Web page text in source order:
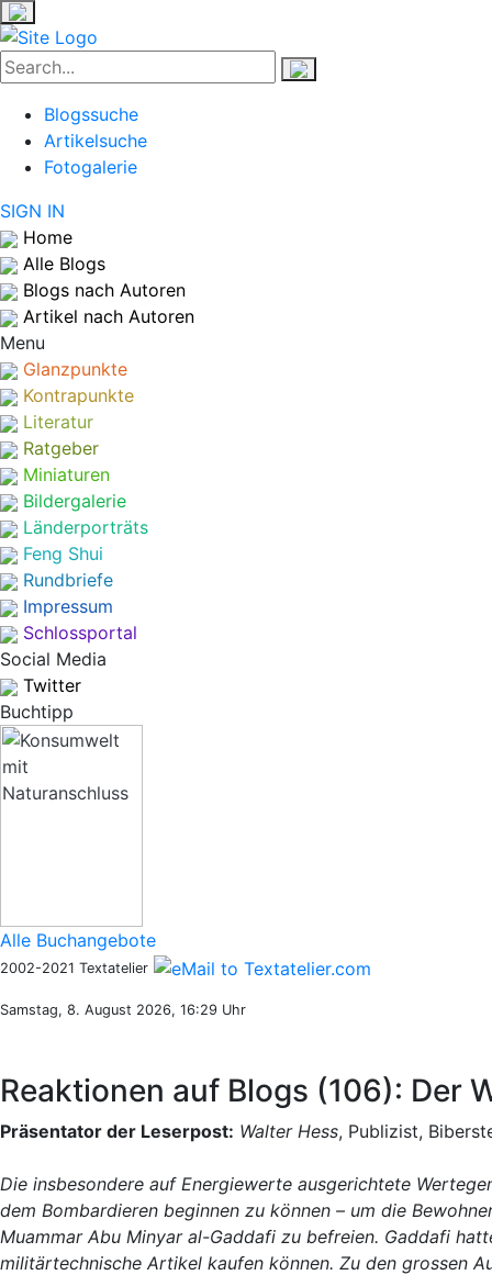
Blogssuche
Artikelsuche
Fotogalerie
SIGN IN
Home
Alle Blogs
Blogs nach Autoren
Artikel nach Autoren
Menu
Glanzpunkte
Kontrapunkte
Literatur
Ratgeber
Miniaturen
Bildergalerie
Länderporträts
Feng Shui
Rundbriefe
Impressum
Schlossportal
Social Media
Twitter
Buchtipp
Alle Buchangebote
2002-2021 Textatelier
Samstag, 8. August 2026, 16:29 Uhr
Reaktionen auf Blogs (106): Der
Präsentator der Leserpost: Walter Hess, Publizist,
Die insbesondere auf Energiewerte ausgerichtete
dem Bombardieren beginnen zu können – um die
Muammar Abu Minyar al-Gaddafi zu befreien. Gaddafi
militärtechnische Artikel kaufen können. Zu den grossen